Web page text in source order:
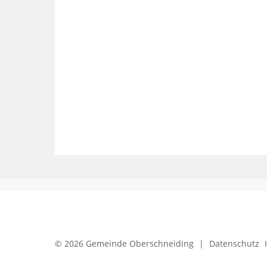
© 2026 Gemeinde Oberschneiding | Datenschutz